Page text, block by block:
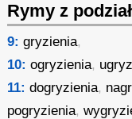
Rymy z
9: gryzienia,
10: ogryzienia,
11: dogryzienia,
pogryzienia,